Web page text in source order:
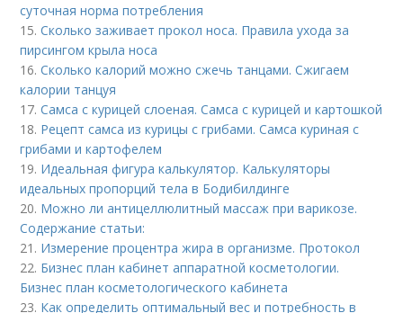
суточная норма потребления
15.Сколько заживает прокол носа. Правила ухода за
пирсингом крыла носа
16.Сколько калорий можно сжечь танцами. Сжигаем
калории танцуя
17.Самса с курицей слоеная. Самса с курицей и картошкой
18. Рецепт самса из курицы с грибами. Самса куриная с
грибами и картофелем
19. Идеальная фигура калькулятор. Калькуляторы
идеальных пропорций тела в Бодибилдинге
20. Можно ли антицеллюлитный массаж при варикозе.
Содержание статьи:
21. Измерение процентра жира в организме. Протокол
22. Бизнес план кабинет аппаратной косметологии.
Бизнес план косметологического кабинета
23. Как определить оптимальный вес и потребность в